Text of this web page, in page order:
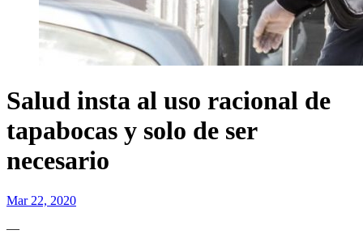
Salud insta al uso racional de
tapabocas y solo de ser
necesario
Mar 22, 2020
—